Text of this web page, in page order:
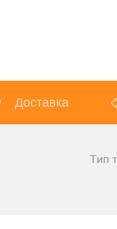
Доставка
Тип